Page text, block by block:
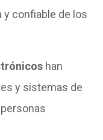
y confiable de los
han
y sistemas de